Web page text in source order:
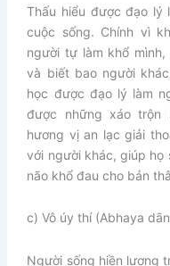
Thấu hiểu được đạo lý
cuộc sống. Chính vì
người tự làm khổ
và biết bao người
học được đạo lý làm
được những xáo trộn
hương vị an lạc giải
với người khác, giúp họ
não khổ đau cho bản
c) Vô úy thí (Abhaya
Người sống hiền lương